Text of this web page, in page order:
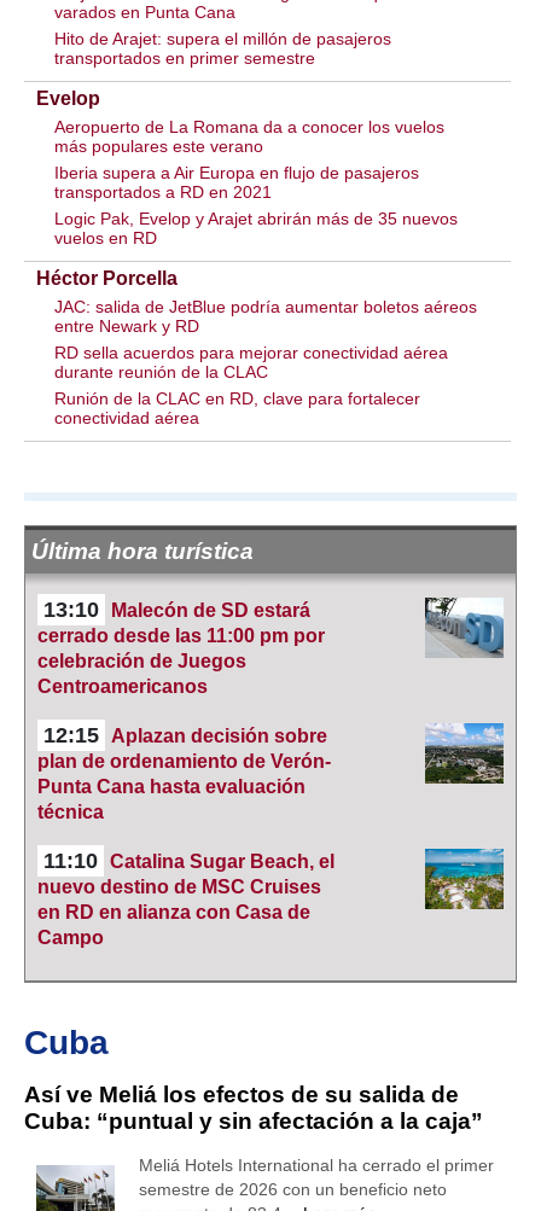
varados en Punta Cana
Hito de Arajet: supera el millón de pasajeros
transportados en primer semestre
Evelop
Aeropuerto de La Romana da a conocer los vuelos
más populares este verano
Iberia supera a Air Europa en flujo de pasajeros
transportados a RD en 2021
Logic Pak, Evelop y Arajet abrirán más de 35 nuevos
vuelos en RD
Héctor Porcella
JAC: salida de JetBlue podría aumentar boletos aéreos
entre Newark y RD
RD sella acuerdos para mejorar conectividad aérea
durante reunión de la CLAC
Runión de la CLAC en RD, clave para fortalecer
conectividad aérea
Última hora turística
13:10
Malecón de SD estará
cerrado desde las 11:00 pm por
celebración de Juegos
Centroamericanos
12:15
Aplazan decisión sobre
plan de ordenamiento de Verón-
Punta Cana hasta evaluación
técnica
11:10 Catalina Sugar Beach, el
nuevo destino de MSC Cruises
en RD en alianza con Casa de
Campo
Cuba
Así ve Meliá los efectos de su salida de
Cuba: “puntual y sin afectación a la caja”
Meliá Hotels International ha cerrado el primer
semestre de 2026 con un beneficio neto